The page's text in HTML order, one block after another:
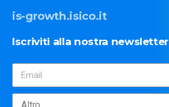
is-growth.isico.it
Iscriviti alla nostra newsletter